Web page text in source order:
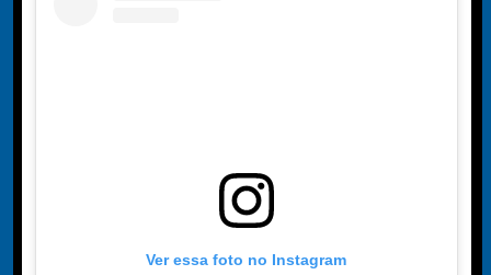
Ver essa foto no Instagram